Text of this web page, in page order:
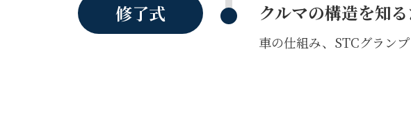
修了式 クルマの構造を知
車の仕組み、STCグラン